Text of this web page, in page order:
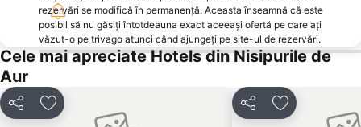
BlackSeaRama
Riviera
La Balena
Sirius
Evksinograd
Festivalen i kongresen centar
Bulgaran
Avtogara Varna
Grand Mall
rezervări se modifică în permanență. Aceasta înseamnă că este
posibil să nu găsiți întotdeauna exact aceeași ofertă pe care ați
văzut-o pe trivago atunci când ajungeți pe site-ul de rezervări.
Cele mai apreciate Hotels din Nisipurile de
Aur
DistribuițiAdăugaţi la favorite DistribuițiAdăugaţi la